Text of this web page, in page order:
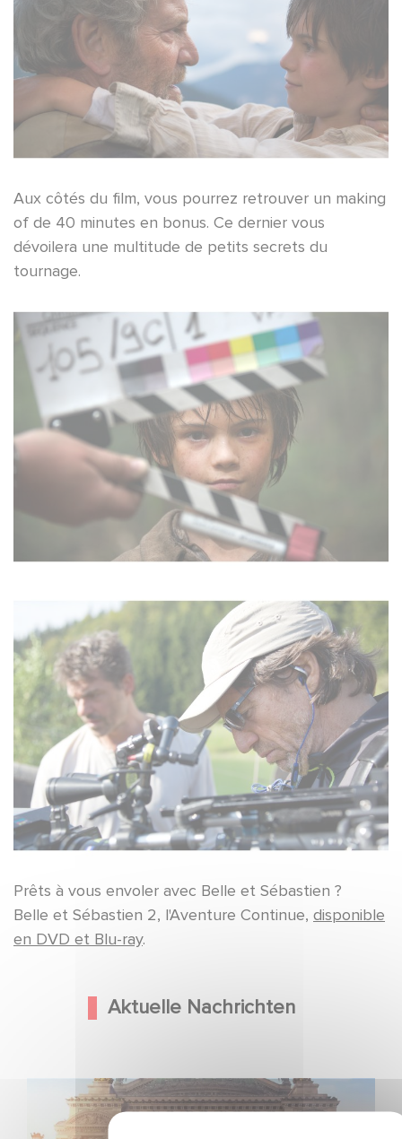
Aux côtés du film, vous pourrez retrouver un making
of de 40 minutes en bonus. Ce dernier vous
dévoilera une multitude de petits secrets du
tournage.
Prêts à vous envoler avec Belle et Sébastien ?
Belle et Sébastien 2, l'Aventure Continue, disponible
en DVD et Blu-ray.
Aktuelle Nachrichten
Gaumont und Good Hero kündigen die Fortsetzung von
Ballerina - Gib deinen Traum niemals auf an